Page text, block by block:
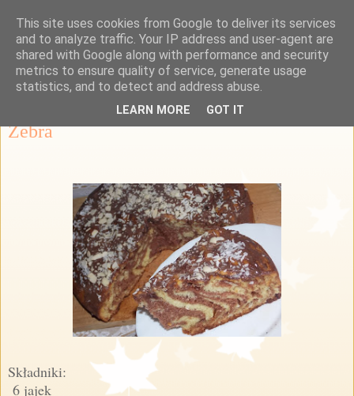
Przepisy Margaretki
Zebra
Składniki:
6 jajek
This site uses cookies from Google to deliver its services
and to analyze traffic. Your IP address and user-agent are
shared with Google along with performance and security
metrics to ensure quality of service, generate usage
statistics, and to detect and address abuse.
LEARN MORE GOT IT